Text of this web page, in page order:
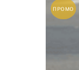
ПРОМО